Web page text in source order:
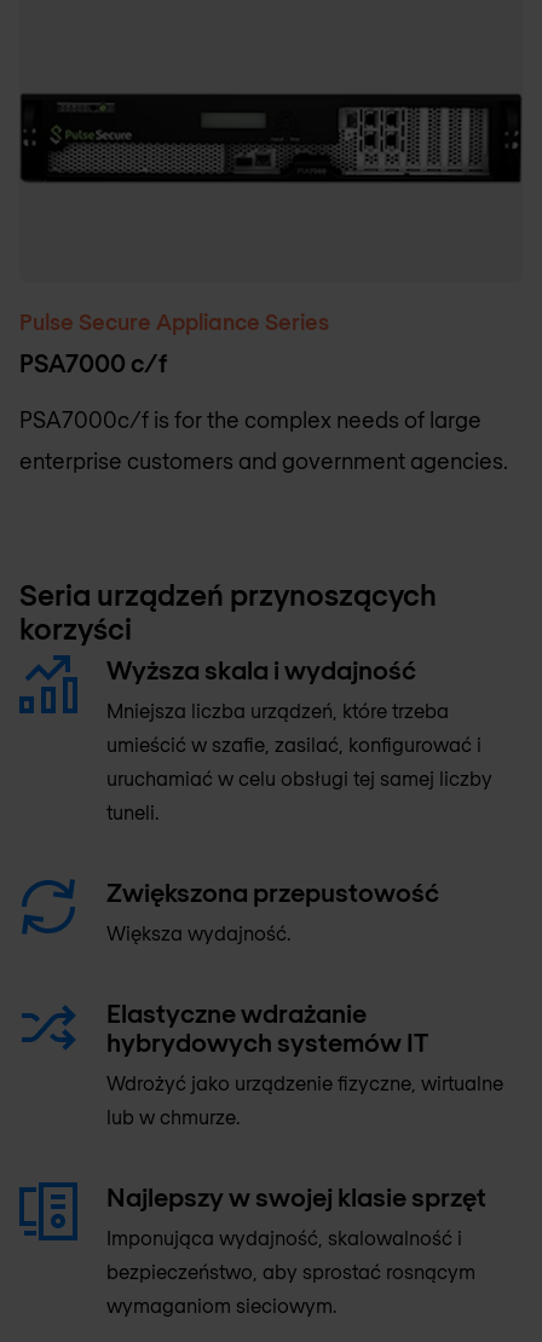
Pulse Secure Appliance Series
PSA7000 c/f
PSA7000c/f is for the complex needs of large
enterprise customers and government agencies.
Seria urządzeń przynoszących
korzyści
Wyższa skala i wydajność
Mniejsza liczba urządzeń, które trzeba
umieścić w szafie, zasilać, konfigurować i
uruchamiać w celu obsługi tej samej liczby
tuneli.
Zwiększona przepustowość
Większa wydajność.
Elastyczne wdrażanie
hybrydowych systemów IT
Wdrożyć jako urządzenie fizyczne, wirtualne
lub w chmurze.
Najlepszy w swojej klasie sprzęt
Imponująca wydajność, skalowalność i
bezpieczeństwo, aby sprostać rosnącym
wymaganiom sieciowym.